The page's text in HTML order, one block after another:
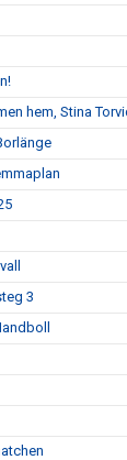
hem, Stina
3